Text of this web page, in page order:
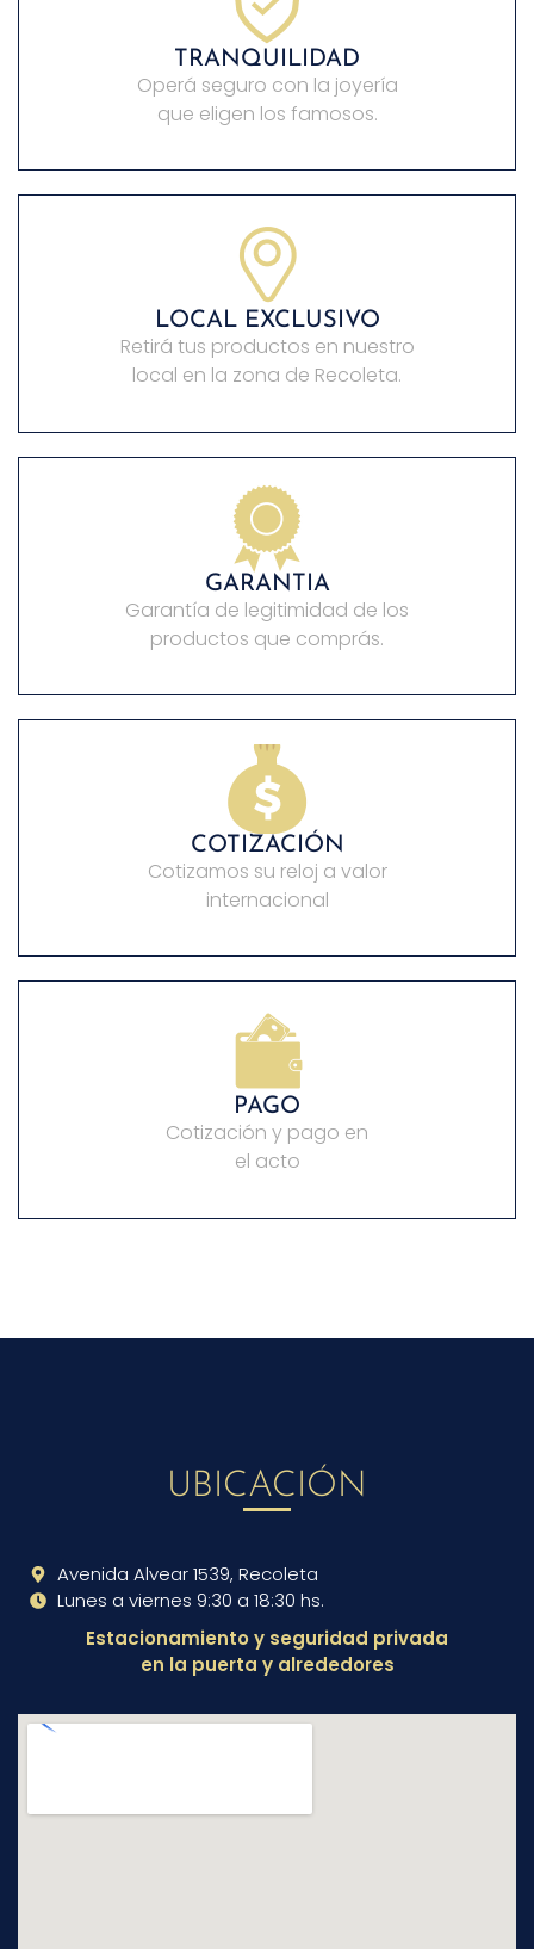
TRANQUILIDAD
Operá seguro con la joyería
que eligen los famosos.
LOCAL EXCLUSIVO
Retirá tus productos en nuestro
local en la zona de Recoleta.
GARANTIA
Garantía de legitimidad de los
productos que comprás.
COTIZACIÓN
Cotizamos su reloj a valor
internacional
PAGO
Cotización y pago en
el acto
UBICACIÓN
Avenida Alvear 1539, Recoleta
Lunes a viernes 9:30 a 18:30 hs.
Estacionamiento y seguridad privada
en la puerta y alrededores